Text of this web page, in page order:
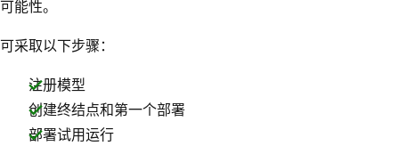
可能性。
可采取以下步骤：
注册模型
创建终结点和第一个部署
部署试用运行